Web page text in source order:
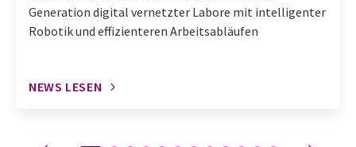
Generation digital vernetzter Labore mit intelligenter
Robotik und effizienteren Arbeitsabläufen
NEWS LESEN